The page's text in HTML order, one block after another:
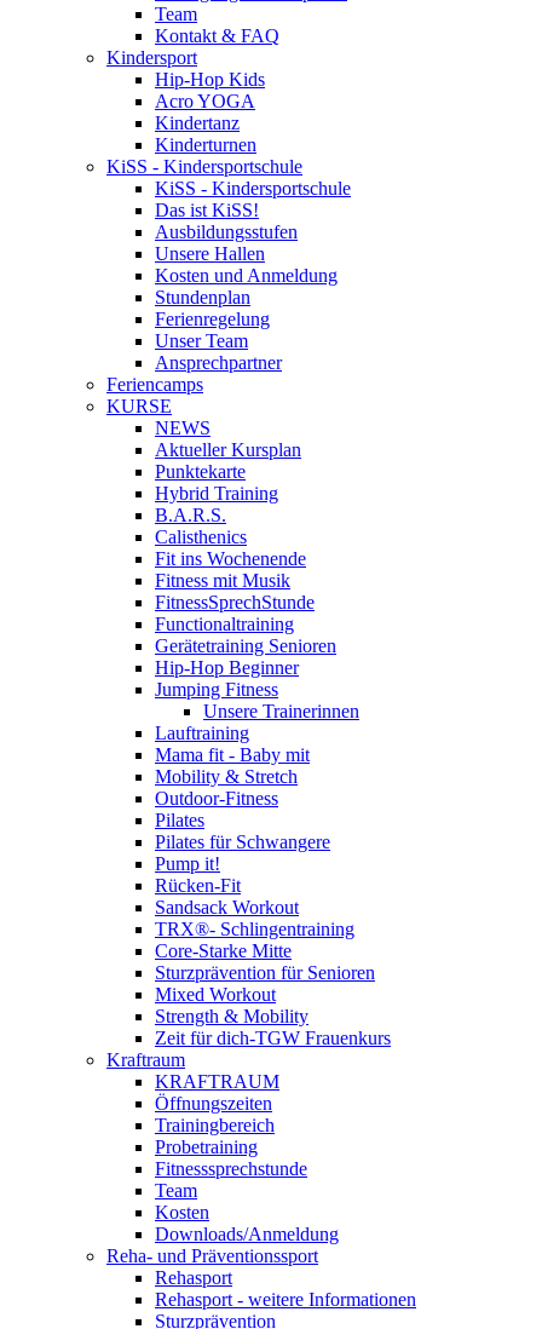
Team
Kontakt & FAQ
Kindersport
Hip-Hop Kids
Acro YOGA
Kindertanz
Kinderturnen
KiSS - Kindersportschule
KiSS - Kindersportschule
Das ist KiSS!
Ausbildungsstufen
Unsere Hallen
Kosten und Anmeldung
Stundenplan
Ferienregelung
Unser Team
Ansprechpartner
Feriencamps
KURSE
NEWS
Aktueller Kursplan
Punktekarte
Hybrid Training
B.A.R.S.
Calisthenics
Fit ins Wochenende
Fitness mit Musik
FitnessSprechStunde
Functionaltraining
Gerätetraining Senioren
Hip-Hop Beginner
Jumping Fitness
Unsere Trainerinnen
Lauftraining
Mama fit - Baby mit
Mobility & Stretch
Outdoor-Fitness
Pilates
Pilates für Schwangere
Pump it!
Rücken-Fit
Sandsack Workout
TRX®- Schlingentraining
Core-Starke Mitte
Sturzprävention für Senioren
Mixed Workout
Strength & Mobility
Zeit für dich-TGW Frauenkurs
Kraftraum
KRAFTRAUM
Öffnungszeiten
Trainingbereich
Probetraining
Fitnesssprechstunde
Team
Kosten
Downloads/Anmeldung
Reha- und Präventionssport
Rehasport
Rehasport - weitere Informationen
Sturzprävention